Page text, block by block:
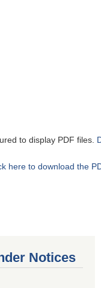
to display PDF files.
here to download the
Notices